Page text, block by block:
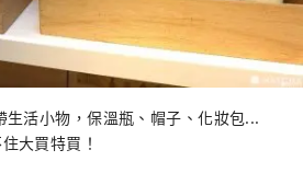
活小物，保溫瓶、帽子、化妝包...
大買特買！